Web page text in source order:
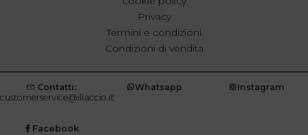
Privacy
Termini e condizioni
Condizioni di vendita
Contatti:
customerservice@illaccio.it
Whatsapp Instagram
Facebook